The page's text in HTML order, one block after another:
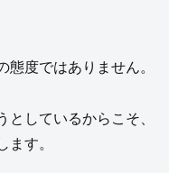
態度ではありません。
しているからこそ、
ます。